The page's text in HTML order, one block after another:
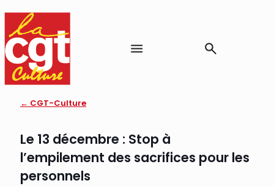
← CGT-Culture
Le 13 décembre : Stop à
l’empilement des sacrifices pour les
personnels